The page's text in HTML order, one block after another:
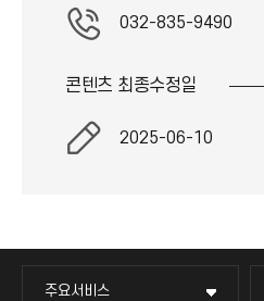
032-835-9490
콘텐츠 최종수정일
2025-06-10
주요서비스